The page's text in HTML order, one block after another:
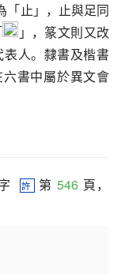
「止」，止與足同
」，篆文則又改
表人。隸書及楷書
書中屬於異文會
許 第 546 頁，